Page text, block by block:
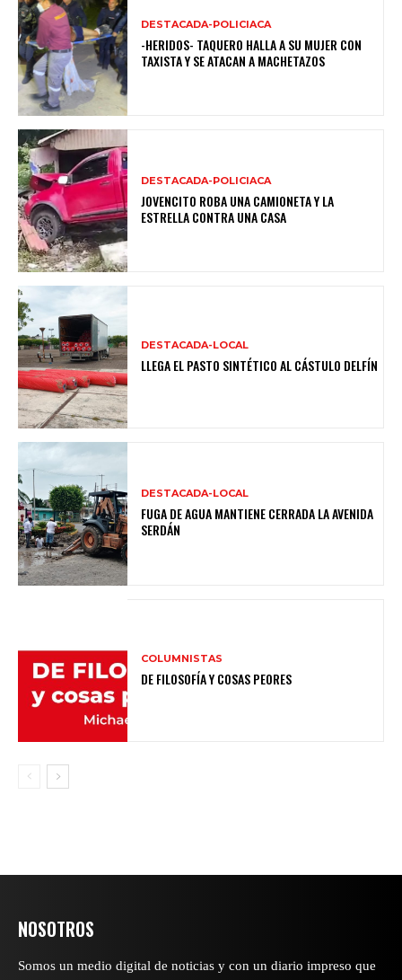
DESTACADA-POLICIACA
-HERIDOS- TAQUERO HALLA A SU MUJER CON
TAXISTA Y SE ATACAN A MACHETAZOS
DESTACADA-POLICIACA
JOVENCITO ROBA UNA CAMIONETA Y LA
ESTRELLA CONTRA UNA CASA
DESTACADA-LOCAL
LLEGA EL PASTO SINTÉTICO AL CÁSTULO DELFÍN
DESTACADA-LOCAL
FUGA DE AGUA MANTIENE CERRADA LA AVENIDA
SERDÁN
COLUMNISTAS
DE FILOSOFÍA Y COSAS PEORES
NOSOTROS
Somos un medio digital de noticias y con un diario impreso que